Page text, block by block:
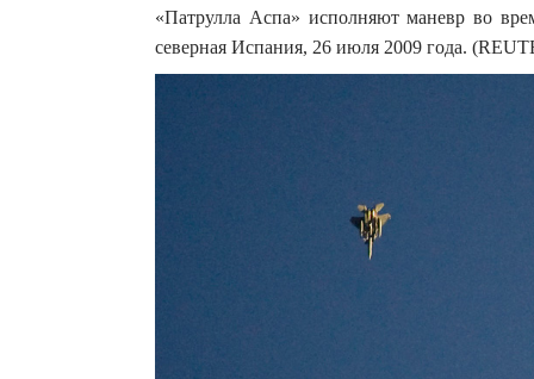
«Патрулла Аспа» исполняют маневр во
северная Испания, 26 июля 2009 года.